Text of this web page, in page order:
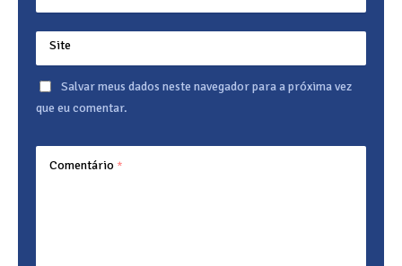
Site
Salvar meus dados neste navegador para a próxima vez
que eu comentar.
Comentário *